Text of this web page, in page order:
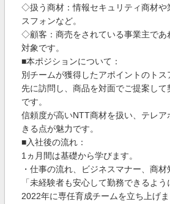
◇扱う商材：情報セキュリティ商材や
スフォンなど。
◇顧客：商売をされている事業主であ
対象です。
■本ポジションについて：
別チームが獲得したアポイントのト
先に訪問し、商品を対面でご提案し
です。
信頼度が高いNTT商材を扱い、テレ
きる点が魅力です。
■入社後の流れ：
1ヵ月間は基礎から学びます。
・仕事の流れ、ビジネスマナー、商
「未経験者も安心して勤務できるよ
2022年に専任育成チームを立ち上げ